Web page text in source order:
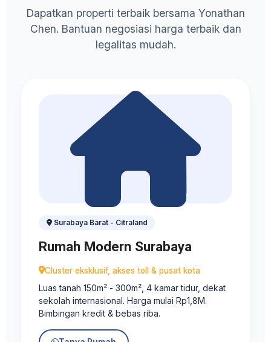
Dapatkan properti terbaik bersama Yonathan
Chen. Bantuan negosiasi harga terbaik dan
legalitas mudah.
Surabaya Barat - Citraland
Rumah Modern Surabaya
Cluster eksklusif, akses toll & pusat kota
Luas tanah 150m² - 300m², 4 kamar tidur, dekat
sekolah internasional. Harga mulai Rp1,8M.
Bimbingan kredit & bebas riba.